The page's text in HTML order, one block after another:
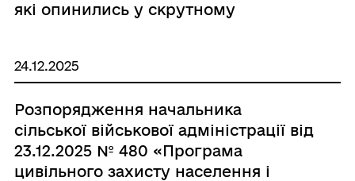
які опинились у скрутному
рік (в новій редакції)»
24.12.2025
Розпорядження начальника
сільської військової адміністрації від
23.12.2025 № 480 «Програма
цивільного захисту населення і